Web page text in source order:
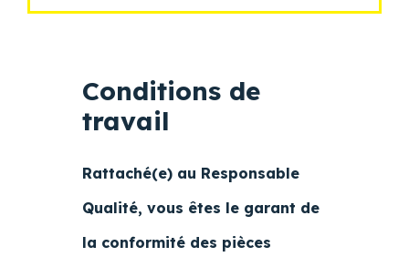
Conditions de
travail
Rattaché(e) au Responsable
Qualité, vous êtes le garant de
la conformité des pièces